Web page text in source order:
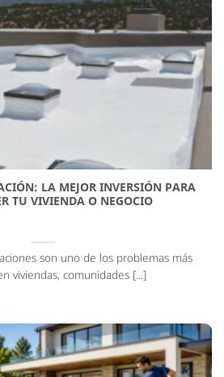
LA MEJOR INVERSIÓN PARA
TU VIVIENDA O NEGOCIO
son uno de los problemas más
viviendas, comunidades [...]